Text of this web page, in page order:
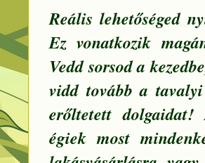
Reális lehetőséged
Ez vonatkozik
Vedd sorsod a
vidd tovább a
erőltetett
égiek most